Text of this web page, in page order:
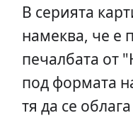
В серията
намеква, че е
печалбата от
под формата
тя да се